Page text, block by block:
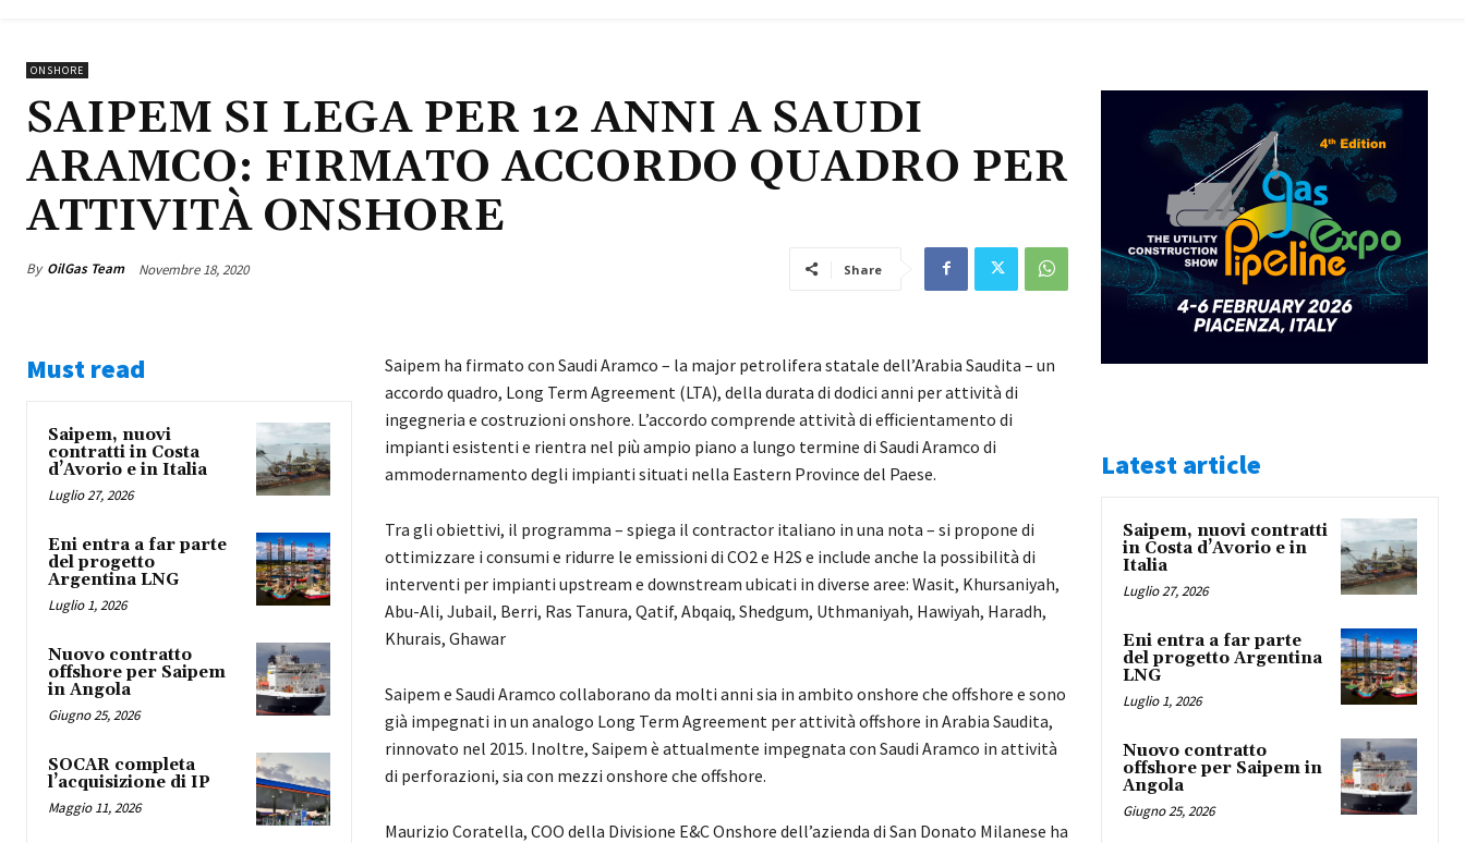
ONSHORE
SAIPEM SI LEGA PER 12 ANNI A SAUDI
ARAMCO: FIRMATO ACCORDO QUADRO PER
ATTIVITÀ ONSHORE
By OilGas Team Novembre 18, 2020 Share
Must read
Saipem, nuovi
contratti in Costa
d’Avorio e in Italia
Luglio 27, 2026
Eni entra a far parte
del progetto
Argentina LNG
Luglio 1, 2026
Nuovo contratto
offshore per Saipem
in Angola
Giugno 25, 2026
SOCAR completa
l’acquisizione di IP
Maggio 11, 2026
Saipem ha firmato con Saudi Aramco – la major petrolifera statale dell’Arabia Saudita – un
accordo quadro, Long Term Agreement (LTA), della durata di dodici anni per attività di
ingegneria e costruzioni onshore. L’accordo comprende attività di efficientamento di
impianti esistenti e rientra nel più ampio piano a lungo termine di Saudi Aramco di
ammodernamento degli impianti situati nella Eastern Province del Paese.
Tra gli obiettivi, il programma – spiega il contractor italiano in una nota – si propone di
ottimizzare i consumi e ridurre le emissioni di CO2 e H2S e include anche la possibilità di
interventi per impianti upstream e downstream ubicati in diverse aree: Wasit, Khursaniyah,
Abu-Ali, Jubail, Berri, Ras Tanura, Qatif, Abqaiq, Shedgum, Uthmaniyah, Hawiyah, Haradh,
Khurais, Ghawar
Saipem e Saudi Aramco collaborano da molti anni sia in ambito onshore che offshore e sono
già impegnati in un analogo Long Term Agreement per attività offshore in Arabia Saudita,
rinnovato nel 2015. Inoltre, Saipem è attualmente impegnata con Saudi Aramco in attività
di perforazioni, sia con mezzi onshore che offshore.
Maurizio Coratella, COO della Divisione E&C Onshore dell’azienda di San Donato Milanese ha
Latest article
Saipem, nuovi contratti
in Costa d’Avorio e in
Italia
Luglio 27, 2026
Eni entra a far parte
del progetto Argentina
LNG
Luglio 1, 2026
Nuovo contratto
offshore per Saipem in
Angola
Giugno 25, 2026